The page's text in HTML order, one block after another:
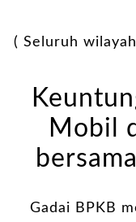
( Seluruh
Mobil
Gadai BPKB